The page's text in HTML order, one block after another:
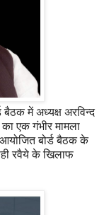
बैठक में अध्यक्ष अरविन्द
एक गंभीर मामला
बोर्ड बैठक के
रवैये के खिलाफ